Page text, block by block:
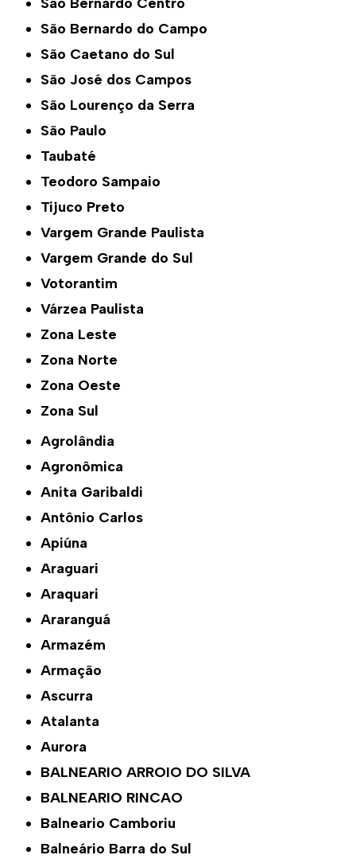
São Bernardo Centro
São Bernardo do Campo
São Caetano do Sul
São José dos Campos
São Lourenço da Serra
São Paulo
Taubaté
Teodoro Sampaio
Tijuco Preto
Vargem Grande Paulista
Vargem Grande do Sul
Votorantim
Várzea Paulista
Zona Leste
Zona Norte
Zona Oeste
Zona Sul
Agrolândia
Agronômica
Anita Garibaldi
Antônio Carlos
Apiúna
Araguari
Araquari
Araranguá
Armazém
Armação
Ascurra
Atalanta
Aurora
BALNEARIO ARROIO DO SILVA
BALNEARIO RINCAO
Balneario Camboriu
Balneário Barra do Sul